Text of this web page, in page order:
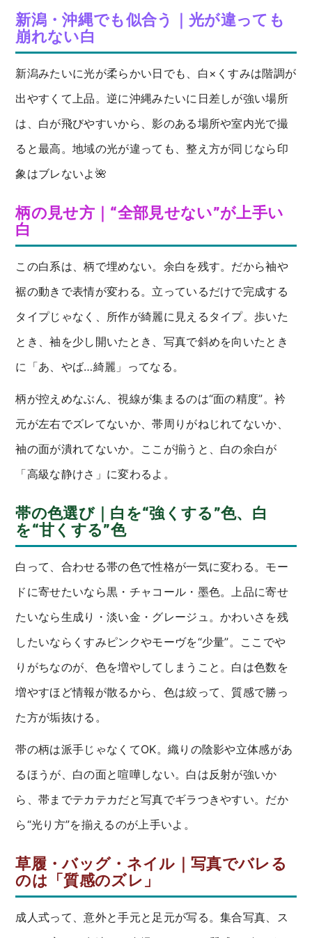
新潟・沖縄でも似合う｜光が違っても
崩れない白
新潟みたいに光が柔らかい日でも、白×くすみは階調が
出やすくて上品。逆に沖縄みたいに日差しが強い場所
は、白が飛びやすいから、影のある場所や室内光で撮
ると最高。地域の光が違っても、整え方が同じなら印
象はブレないよ🌺
柄の見せ方｜“全部見せない”が上手い
白
この白系は、柄で埋めない。余白を残す。だから袖や
裾の動きで表情が変わる。立っているだけで完成する
タイプじゃなく、所作が綺麗に見えるタイプ。歩いた
とき、袖を少し開いたとき、写真で斜めを向いたとき
に「あ、やば…綺麗」ってなる。
柄が控えめなぶん、視線が集まるのは“面の精度”。衿
元が左右でズレてないか、帯周りがねじれてないか、
袖の面が潰れてないか。ここが揃うと、白の余白が
「高級な静けさ」に変わるよ。
帯の色選び｜白を“強くする”色、白
を“甘くする”色
白って、合わせる帯の色で性格が一気に変わる。モー
ドに寄せたいなら黒・チャコール・墨色。上品に寄せ
たいなら生成り・淡い金・グレージュ。かわいさを残
したいならくすみピンクやモーヴを“少量”。ここでや
りがちなのが、色を増やしてしまうこと。白は色数を
増やすほど情報が散るから、色は絞って、質感で勝っ
た方が垢抜ける。
帯の柄は派手じゃなくてOK。織りの陰影や立体感があ
るほうが、白の面と喧嘩しない。白は反射が強いか
ら、帯までテカテカだと写真でギラつきやすい。だか
ら“光り方”を揃えるのが上手いよ。
草履・バッグ・ネイル｜写真でバレる
のは「質感のズレ」
成人式って、意外と手元と足元が写る。集合写真、ス